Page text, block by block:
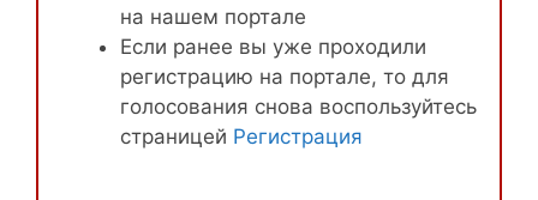
на нашем портале
Если ранее вы уже проходили
регистрацию на портале, то для
голосования снова воспользуйтесь
страницей Регистрация